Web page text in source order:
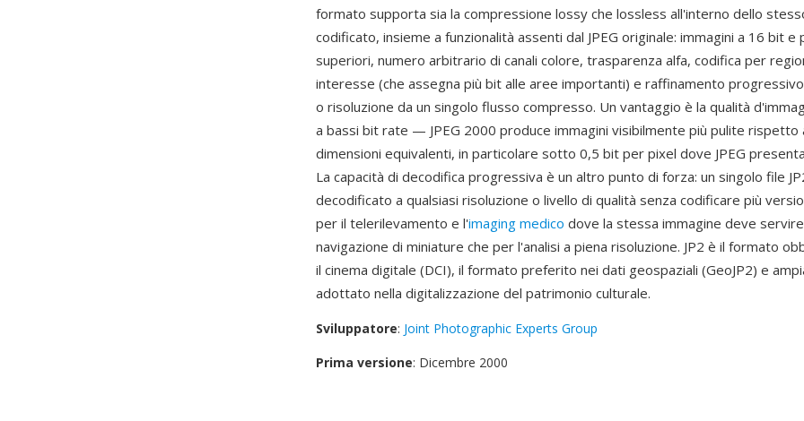
formato supporta sia la compressione lossy che lossless all'interno dello
codificato, insieme a funzionalità assenti dal JPEG originale: immagini a 16 bit e
superiori, numero arbitrario di canali colore, trasparenza alfa, codifica per
interesse (che assegna più bit alle aree importanti) e raffinamento
o risoluzione da un singolo flusso compresso. Un vantaggio è la qualità
a bassi bit rate — JPEG 2000 produce immagini visibilmente più pulite rispetto
dimensioni equivalenti, in particolare sotto 0,5 bit per pixel dove JPEG
La capacità di decodifica progressiva è un altro punto di forza: un singolo file
decodificato a qualsiasi risoluzione o livello di qualità senza codificare più
per il telerilevamento e l'imaging medico dove la stessa immagine deve
navigazione di miniature che per l'analisi a piena risoluzione. JP2 è il formato
il cinema digitale (DCI), il formato preferito nei dati geospaziali (GeoJP2) e
adottato nella digitalizzazione del patrimonio culturale.
Sviluppatore: Joint Photographic Experts Group
Prima versione: Dicembre 2000